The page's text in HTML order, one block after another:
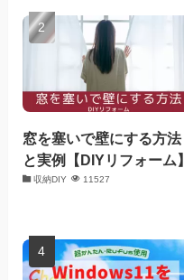
窓を塞いで壁にする方法
と実例【DIYリフォーム】
収納DIY 11527